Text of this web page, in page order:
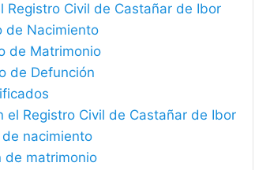
Registro Civil de Castañar de Ibor
de Nacimiento
de Matrimonio
de Defunción
el Registro Civil de Castañar de Ibor
nacimiento
de matrimonio